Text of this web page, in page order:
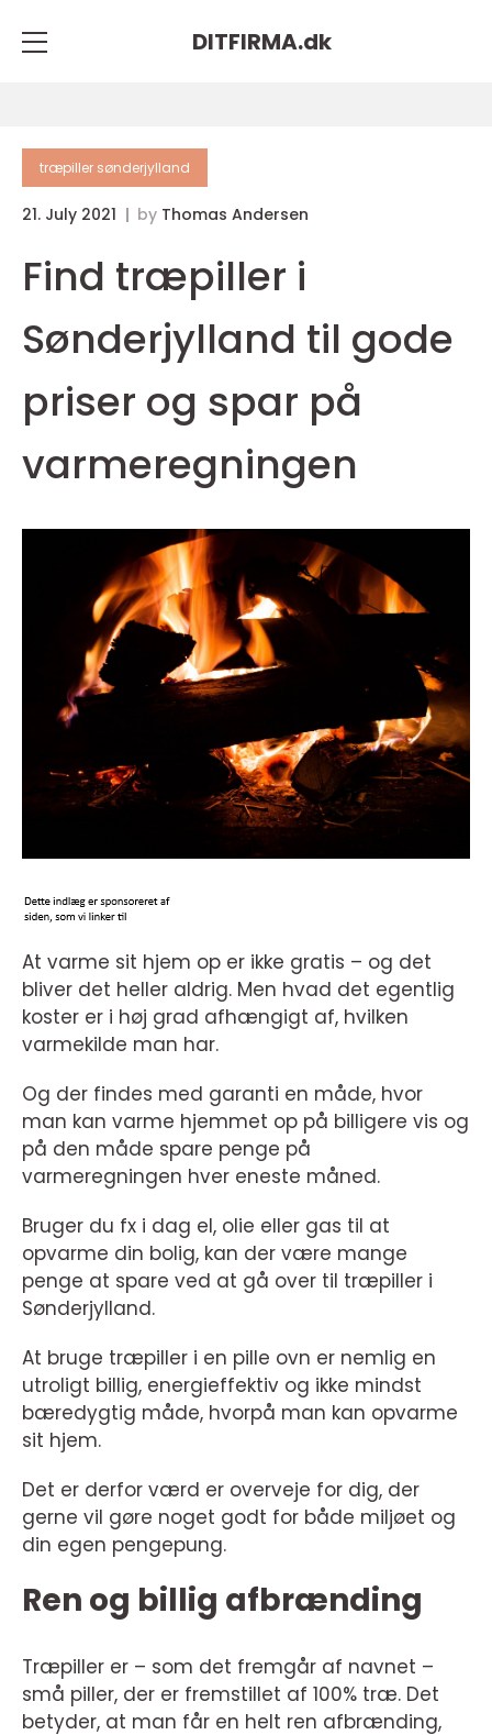
DITFIRMA.dk
træpiller sønderjylland
21. July 2021 by Thomas Andersen
Find træpiller i
Sønderjylland til gode
priser og spar på
varmeregningen
At varme sit hjem op er ikke gratis – og det
bliver det heller aldrig. Men hvad det egentlig
koster er i høj grad afhængigt af, hvilken
varmekilde man har.
Og der findes med garanti en måde, hvor
man kan varme hjemmet op på billigere vis og
på den måde spare penge på
varmeregningen hver eneste måned.
Bruger du fx i dag el, olie eller gas til at
opvarme din bolig, kan der være mange
penge at spare ved at gå over til træpiller i
Sønderjylland.
At bruge træpiller i en pille ovn er nemlig en
utroligt billig, energieffektiv og ikke mindst
bæredygtig måde, hvorpå man kan opvarme
sit hjem.
Det er derfor værd er overveje for dig, der
gerne vil gøre noget godt for både miljøet og
din egen pengepung.
Ren og billig afbrænding
Træpiller er – som det fremgår af navnet –
små piller, der er fremstillet af 100% træ. Det
betyder, at man får en helt ren afbrænding,